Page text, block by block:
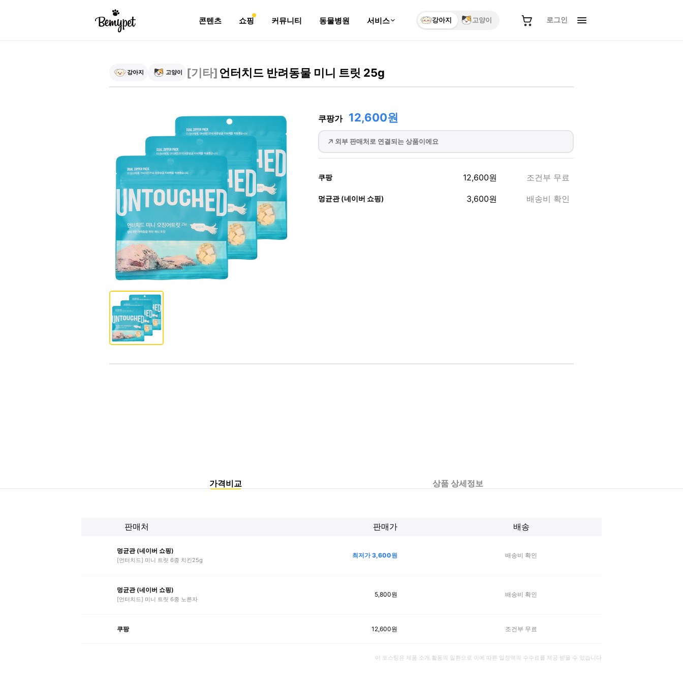
콘텐츠 쇼핑 커뮤니티 동물병원 서비스 강아지 고양이 로그인
강아지 고양이 [기타] 언터치드 반려동물 미니 트릿 25g
쿠팡가 12,600원
외부 판매처로 연결되는 상품이에요
쿠팡 12,600원 조건부 무료
멍균관 (네이버 쇼핑) 3,600원 배송비 확인
가격비교 상품 상세정보
판매처 판매가 배송
멍균관 (네이버 쇼핑)
[언터치드] 미니 트릿 6종 치킨25g
최저가3,600원 배송비 확인
멍균관 (네이버 쇼핑)
[언터치드] 미니 트릿 6종 노른자
5,800원 배송비 확인
쿠팡 12,600원 조건부 무료
이 포스팅은 제품 소개 활동의 일환으로 이에 따른 일정액의 수수료를 제공 받을 수 있습니다